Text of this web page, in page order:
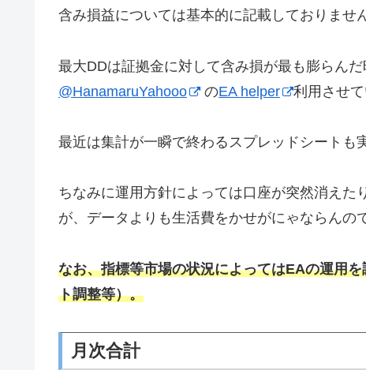
含み損益については基本的に記載しておりません
最大DDは証拠金に対して含み損が最も膨らん
@HanamaruYahooo
のEA helper 利用させ
最近は集計が一瞬で終わるスプレッドシートも
ちなみに運用方針によっては口座が突然消え
が、データよりも生活費をかせがにゃならんの
なお、指標等市場の状況によってはEAの運用
ト調整等）。
月次合計